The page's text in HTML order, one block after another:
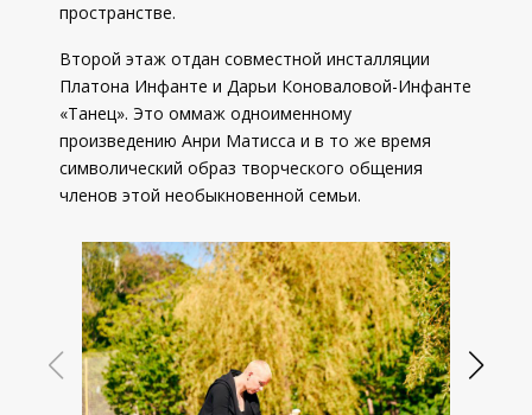
пространстве.
Второй этаж отдан совместной инсталляции
Платона Инфанте и Дарьи Коноваловой-Инфанте
«Танец». Это оммаж одноименному
произведению Анри Матисса и в то же время
символический образ творческого общения
членов этой необыкновенной семьи.